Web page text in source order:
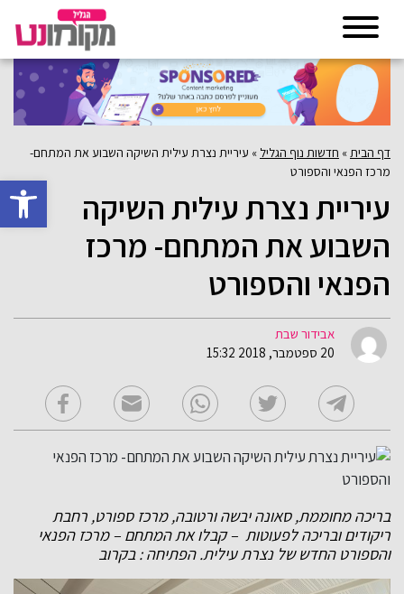
פתח
דף הבית » חדשות נוף הגליל » עיריית נצרת עילית השיקה השבוע את המתחם-
מרכז הפנאי והספורט
עיריית נצרת עילית השיקה
השבוע את המתחם- מרכז
הפנאי והספורט
אבידור שבת
20 ספטמבר, 2018 15:32
בריכה מחוממת, סאונה יבשה ורטובה, מרכז ספורט, רחבת
ריקודים ובריכה לפעוטות – קבלו את המתחם – מרכז הפנאי
והספורט החדש של נצרת עילית. הפתיחה : בקרוב